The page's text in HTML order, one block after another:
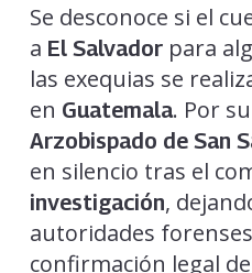
Se desconoce si el
a El Salvadorpara
las exequias se
en Guatemala. Por
Arzobispado de San
en silencio tras el
investigación,
autoridades
confirmación legal